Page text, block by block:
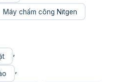
Máy chấm công Nitgen
,
,